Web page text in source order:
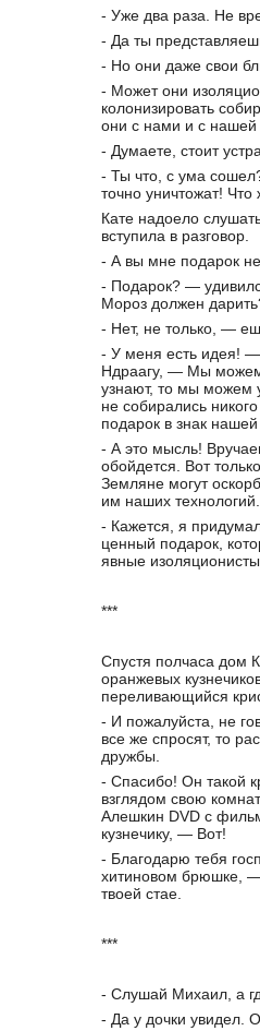
- Уже два раза. Не
- Да ты
- Но они даже свои
- Может они
колонизировать
они с нами и с нашей
- Думаете, стоит
- Ты что, с ума
точно уничтожат! Что
Кате надоело
вступила в разговор.
- А вы мне подарок
- Подарок? —
Мороз должен
- Нет, не только, —
- У меня есть идея! —
Ндраагу, — Мы можем
узнают, то мы можем
не собирались
подарок в знак
- А это мысль!
обойдется. Вот
Земляне могут
им наших
- Кажется, я
ценный подарок,
явные
***
Спустя полчаса дом
оранжевых
переливающийся
- И пожалуйста, не
все же спросят, то
дружбы.
- Спасибо! Он такой
взглядом свою
Алешкин DVD с
кузнечику, — Вот!
- Благодарю тебя
хитиновом брюшке, —
твоей стае.
***
- Слушай Михаил, а
- Да у дочки увидел.